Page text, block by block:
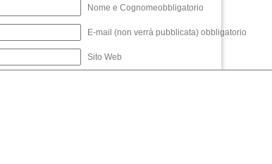
Nome e Cognomeobbligatorio
E-mail (non verrà pubblicata) obbligatorio
Sito Web